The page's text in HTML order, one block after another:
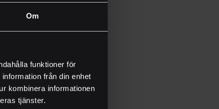
Om
funktioner för
från din enhet
kombinera informationen
tjänster.
är Procter &
barriär. Målet
få en flaska